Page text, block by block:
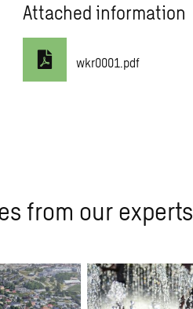
Attached information
wkr0001.pdf
from our experts